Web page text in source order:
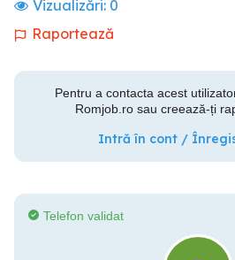
Vizualizări: 0
Raportează
Pentru a contacta acest
Romjob.ro sau creează-ți
Intră în cont /
Telefon validat